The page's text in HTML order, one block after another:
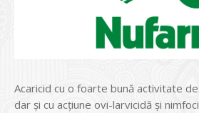
Acaricid cu o foarte bună activitate
dar și cu acțiune ovi-larvicidă și